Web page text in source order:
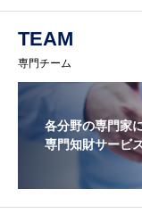
TEAM
専門チーム
各分野の専門家
専門知財サービ